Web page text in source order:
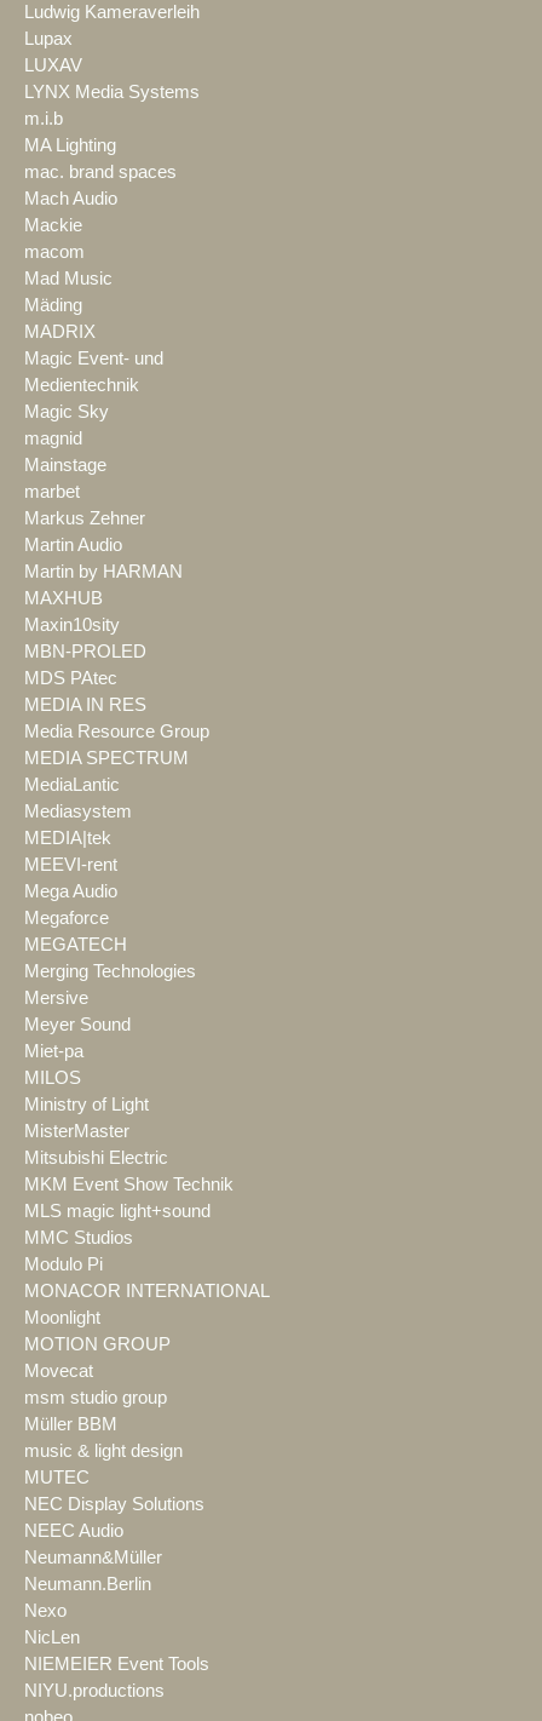
Ludwig Kameraverleih
Lupax
LUXAV
LYNX Media Systems
m.i.b
MA Lighting
mac. brand spaces
Mach Audio
Mackie
macom
Mad Music
Mäding
MADRIX
Magic Event- und
Medientechnik
Magic Sky
magnid
Mainstage
marbet
Markus Zehner
Martin Audio
Martin by HARMAN
MAXHUB
Maxin10sity
MBN-PROLED
MDS PAtec
MEDIA IN RES
Media Resource Group
MEDIA SPECTRUM
MediaLantic
Mediasystem
MEDIA|tek
MEEVI-rent
Mega Audio
Megaforce
MEGATECH
Merging Technologies
Mersive
Meyer Sound
Miet-pa
MILOS
Ministry of Light
MisterMaster
Mitsubishi Electric
MKM Event Show Technik
MLS magic light+sound
MMC Studios
Modulo Pi
MONACOR INTERNATIONAL
Moonlight
MOTION GROUP
Movecat
msm studio group
Müller BBM
music & light design
MUTEC
NEC Display Solutions
NEEC Audio
Neumann&Müller
Neumann.Berlin
Nexo
NicLen
NIEMEIER Event Tools
NIYU.productions
nobeo